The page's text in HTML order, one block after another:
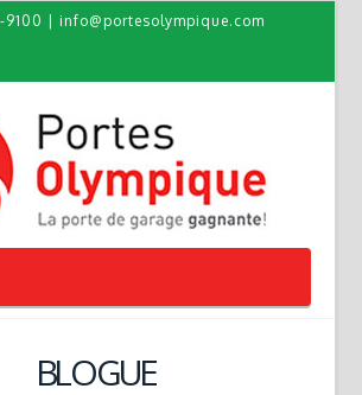
9100 info@portesolympique.com
BLOGUE